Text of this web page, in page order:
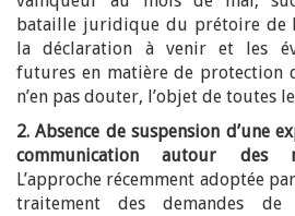
bataille juridique du prétoire de
la déclaration à venir et les
futures en matière de protection
n’en pas douter, l’objet de toutes
2. Absence de suspension d’une
communication autour des
L’approche récemment adoptée
traitement des demandes de